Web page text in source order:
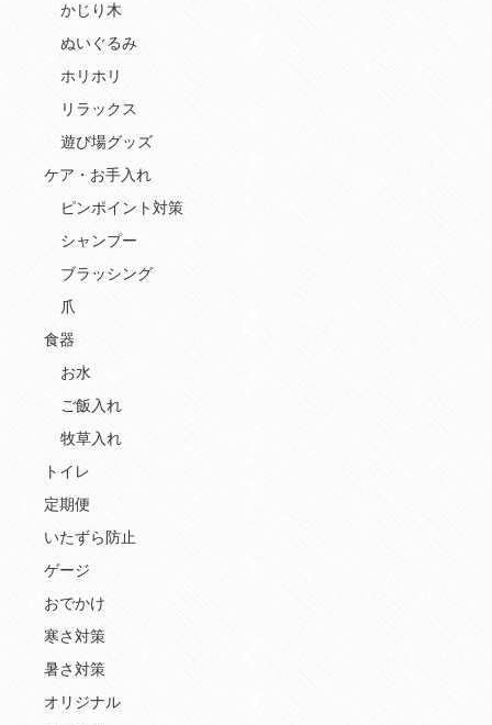
かじり木
ぬいぐるみ
ホリホリ
リラックス
遊び場グッズ
ケア・お手入れ
ピンポイント対策
シャンプー
ブラッシング
爪
食器
お水
ご飯入れ
牧草入れ
トイレ
定期便
いたずら防止
ゲージ
おでかけ
寒さ対策
暑さ対策
オリジナル